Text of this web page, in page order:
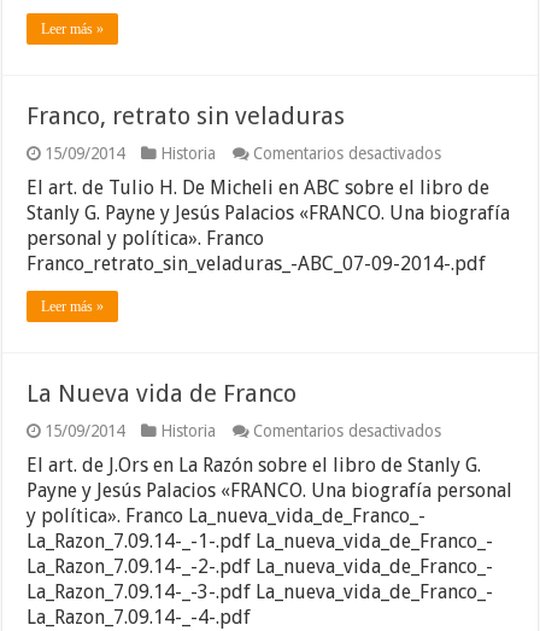
Leer más »
Franco, retrato sin veladuras
15/09/2014 Historia Comentarios desactivadosen
retrato
sin
veladuras
El art. de Tulio H. De Micheli en ABC sobre el libro de
Stanly G. Payne y Jesús Palacios «FRANCO. Una biografía
personal y política». Franco
Franco_retrato_sin_veladuras_-ABC_07-09-2014-.pdf
Leer más »
La Nueva vida de Franco
15/09/2014 Historia Comentarios desactivadosen
Nueva
vida
de
El art. de J.Ors en La Razón sobre el libro de Stanly G.
Payne y Jesús Palacios «FRANCO. Una biografía personal
y política». Franco La_nueva_vida_de_Franco_-
La_Razon_7.09.14-_-1-.pdf La_nueva_vida_de_Franco_-
La_Razon_7.09.14-_-2-.pdf La_nueva_vida_de_Franco_-
La_Razon_7.09.14-_-3-.pdf La_nueva_vida_de_Franco_-
La_Razon_7.09.14-_-4-.pdf